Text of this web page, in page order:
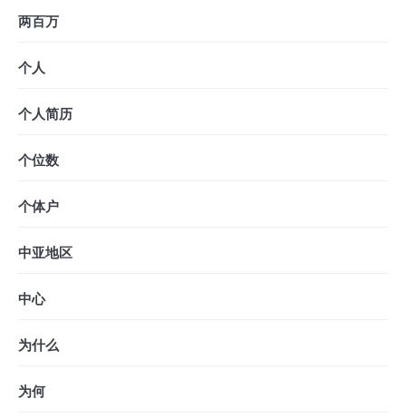
两百万
个人
个人简历
个位数
个体户
中亚地区
中心
为什么
为何